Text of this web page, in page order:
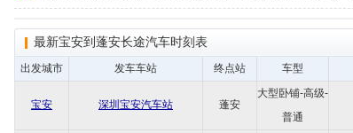
最新宝安到蓬安长途汽车时刻表
出发城市 发车车站 终点站 车型
宝安 深圳宝安汽车站 蓬安
大型卧铺-高级-
普通